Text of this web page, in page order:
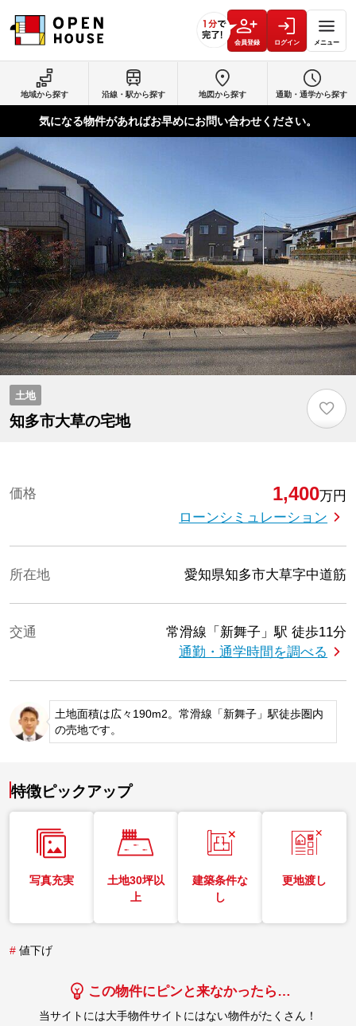
会員登録 ログイン メニュー
地域から探す 沿線・駅から探す 地図から探す 通勤・通学から探す
気になる物件があればお早めにお問い合わせください。
土地
知多市大草の宅地
♡
価格 1,400万円
ローンシミュレーション
所在地 愛知県知多市大草字中道筋
交通 常滑線「新舞子」駅 徒歩11分
通勤・通学時間を調べる
土地面積は広々190m2。常滑線「新舞子」駅徒歩圏内
の売地です。
特徴ピックアップ
写真充実
土地30坪以
上
建築条件な
し
更地渡し
# 値下げ
この物件にピンと来なかったら…
当サイトには大手物件サイトにはない物件がたくさん！